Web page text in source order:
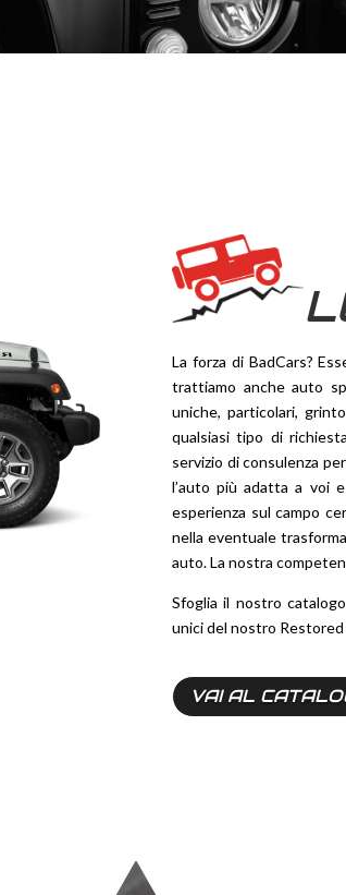
La forza di BadCars?
trattiamo anche auto
uniche, particolari,
qualsiasi tipo di
servizio di consulenza
l’auto più adatta a voi
esperienza sul campo
nella eventuale
auto. La nostra
Sfoglia il nostro
unici del nostro
VAI AL